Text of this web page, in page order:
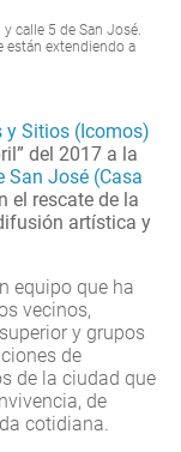
calle 5 de San José.
están extendiendo a
y Sitios (Icomos)
del 2017 a la
San José (Casa
el rescate de la
artística y
equipo que ha
vecinos,
y grupos
de
de la ciudad que
de
cotidiana.